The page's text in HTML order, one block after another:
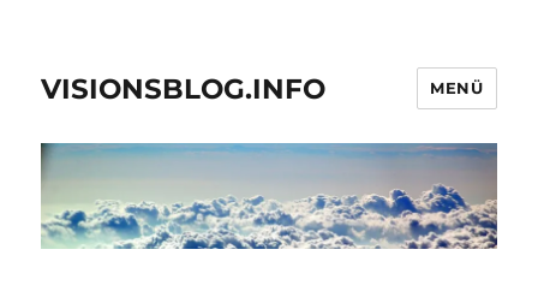
VISIONSBLOG.INFO MENÜ